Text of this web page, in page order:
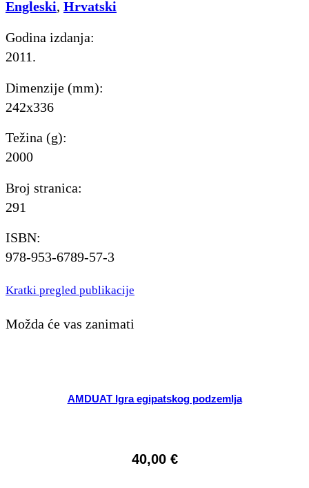
Engleski, Hrvatski
Godina izdanja:
2011.
Dimenzije (mm):
242x336
Težina (g):
2000
Broj stranica:
291
ISBN:
978-953-6789-57-3
Kratki pregled publikacije
Možda će vas zanimati
AMDUAT Igra egipatskog podzemlja
40,00 €